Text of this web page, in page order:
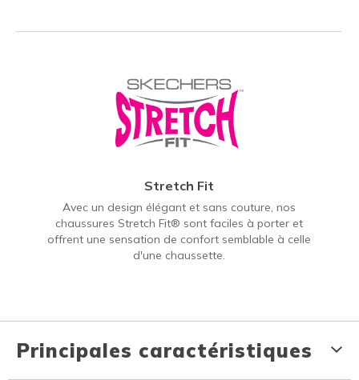
Stretch Fit
Avec un design élégant et sans couture, nos
chaussures Stretch Fit® sont faciles à porter et
offrent une sensation de confort semblable à celle
d'une chaussette.
Principales caractéristiques